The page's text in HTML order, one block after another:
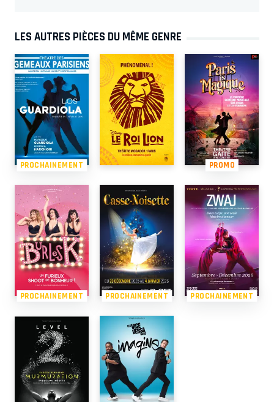
LES AUTRES PIÈCES DU MÊME GENRE
PROCHAINEMENT PROMO
PROCHAINEMENT PROCHAINEMENT PROCHAINEMENT